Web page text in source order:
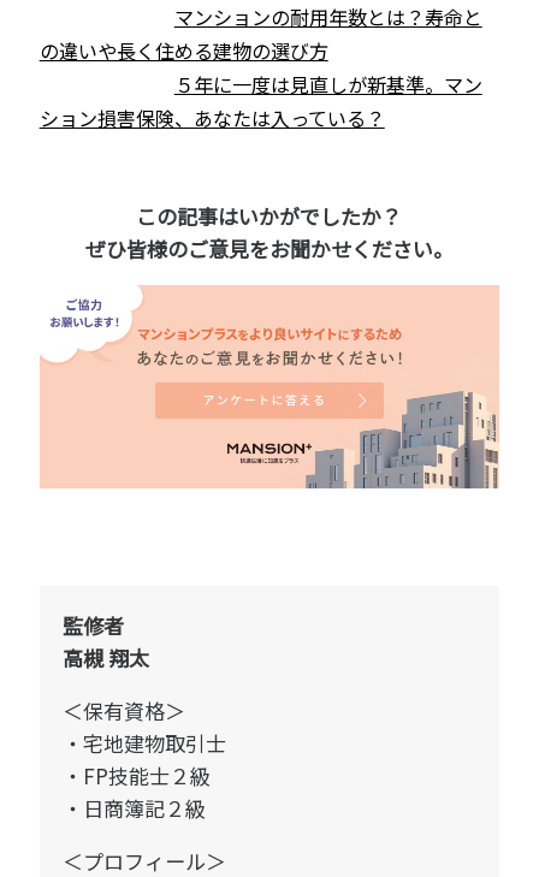
マンションの耐用年数とは？寿命と
の違いや長く住める建物の選び方
５年に一度は見直しが新基準。マン
ション損害保険、あなたは入っている？
この記事はいかがでしたか？
ぜひ皆様のご意見をお聞かせください。
監修者
高槻 翔太
＜保有資格＞
宅地建物取引士
FP技能士２級
日商簿記２級
＜プロフィール＞